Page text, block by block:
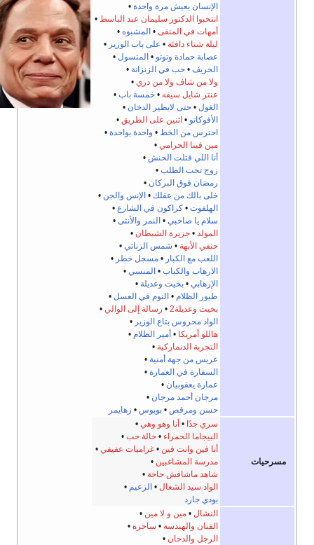
الإنسان يعيش مرة واحدة•
انتخبوا الدكتور سليمان عبد الباسط•
أمهات في المنفى•المشبوه•
ليلة شتاء دافئة•على باب الوزير•
عصابة حمادة وتوتو•المتسول•
الحريف•حب في الزنزانة •
ولا من شاف ولا من دري •
عنتر شايل سيفه•خمسة باب•
الغول•حتى لايطير الدخان•
الأفوكاتو•اثنين على الطريق•
احترس من الخط•واحدة بواحدة•
مين فينا الحرامي •
أنا اللي قتلت الحنش•
زوج تحت الطلب•
رمضان فوق البركان •
خلى بالك من عقلك•الإنس والجن•
الهلفوت•كراكون في الشارع•
سلام يا صاحبي•النمر والأنثى•
المولد•جزيرة الشيطان•
حنفي الأبهة•شمس الزناتي •
اللعب مع الكبار•مسجل خطر•
الارهاب والكباب•المنسي•
الإرهابي•بخيت وعديلة•
طيور الظلام•النوم في العسل•
بخيت وعديلة2 •رسالة إلى الوالي•
الواد محروس بتاع الوزير•
هاللو أمريكا•أمير الظلام•
التجربة الدنماركية•
عريس من جهة أمنية•
السفارة في العمارة•
عمارة يعقوبيان•
مرجان أحمد مرجان •
حسن ومرقص •بوبوس•زهايمر
مسرحيات
سري جدًا•أنا وهو وهي •
البيجاما الحمراء• حالة حب •
أنا فين وانت فين•غراميات عفيفي•
مدرسة المشاغبين•
شاهد ماشافش حاجة•
الواد سيد الشغال•الزعيم•
بودي جارد
النشال•مين و لا مين•
الفنان والهندسة•ساحرة•
الرجل والدخان•